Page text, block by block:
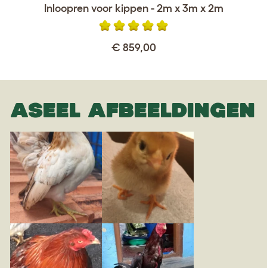
Inloopren voor kippen - 2m x 3m x 2m
€ 859,00
ASEEL AFBEELDINGEN